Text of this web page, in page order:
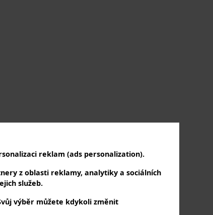
reklam (ads personalization).
z oblasti reklamy, analytiky a sociálních
služeb.
výběr můžete kdykoli změnit